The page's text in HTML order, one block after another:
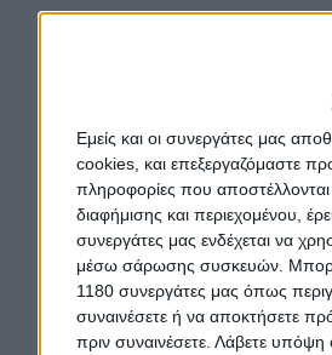
Εμείς και οι συνεργάτες μας
cookies, και επεξεργαζόμαστε
πληροφορίες που αποστέλλονται
διαφήμισης και περιεχομένου,
συνεργάτες μας ενδέχεται να
μέσω σάρωσης συσκευών.
1180 συνεργάτες μας όπως
συναινέσετε ή να αποκτήσετε
πριν συναινέσετε. Λάβετε υπόψη